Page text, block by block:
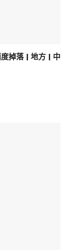
掉落 | 地方 | 中